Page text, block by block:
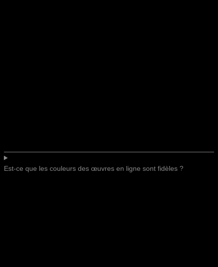
Est-ce que les couleurs des œuvres en ligne sont fidèles ?